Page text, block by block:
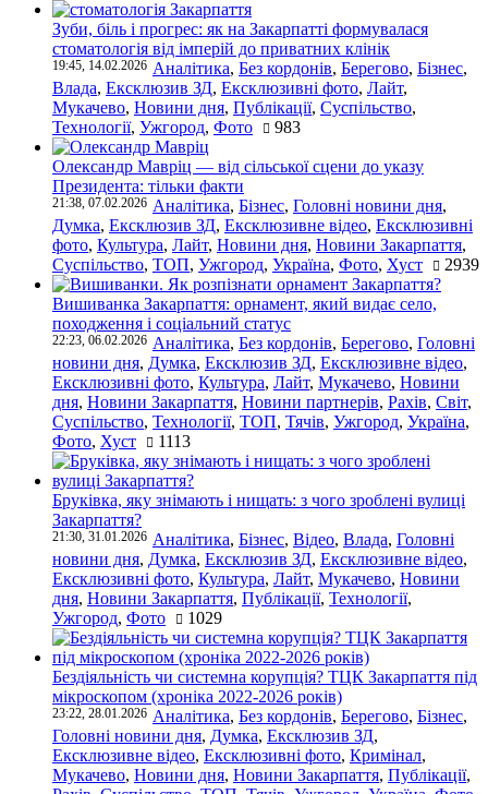
Зуби, біль і прогрес: як на Закарпатті формувалася
стоматологія від імперій до приватних клінік
19:45, 14.02.2026 Аналітика, Без кордонів, Берегово, Бізнес,
Влада, Ексклюзив ЗД, Ексклюзивні фото, Лайт,
Мукачево, Новини дня, Публікації, Суспільство,
Технології, Ужгород, Фото 983
Олександр Мавріц — від сільської сцени до указу
Президента: тільки факти
21:38, 07.02.2026 Аналітика, Бізнес, Головні новини дня,
Думка, Ексклюзив ЗД, Ексклюзивне відео, Ексклюзивні
фото, Культура, Лайт, Новини дня, Новини Закарпаття,
Суспільство, ТОП, Ужгород, Україна, Фото, Хуст 2939
Вишиванка Закарпаття: орнамент, який видає село,
походження і соціальний статус
22:23, 06.02.2026 Аналітика, Без кордонів, Берегово, Головні
новини дня, Думка, Ексклюзив ЗД, Ексклюзивне відео,
Ексклюзивні фото, Культура, Лайт, Мукачево, Новини
дня, Новини Закарпаття, Новини партнерів, Рахів, Світ,
Суспільство, Технології, ТОП, Тячів, Ужгород, Україна,
Фото, Хуст 1113
Бруківка, яку знімають і нищать: з чого зроблені вулиці
Закарпаття?
21:30, 31.01.2026 Аналітика, Бізнес, Відео, Влада, Головні
новини дня, Думка, Ексклюзив ЗД, Ексклюзивне відео,
Ексклюзивні фото, Культура, Лайт, Мукачево, Новини
дня, Новини Закарпаття, Публікації, Технології,
Ужгород, Фото 1029
Бездіяльність чи системна корупція? ТЦК Закарпаття під
мікроскопом (хроніка 2022-2026 років)
23:22, 28.01.2026 Аналітика, Без кордонів, Берегово, Бізнес,
Головні новини дня, Думка, Ексклюзив ЗД,
Ексклюзивне відео, Ексклюзивні фото, Кримінал,
Мукачево, Новини дня, Новини Закарпаття, Публікації,